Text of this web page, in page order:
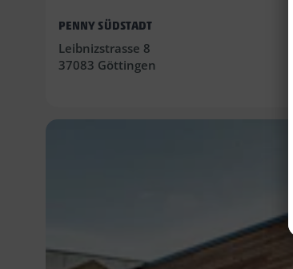
PENNY SÜDSTADT
Leibnizstrasse 8
37083 Göttingen